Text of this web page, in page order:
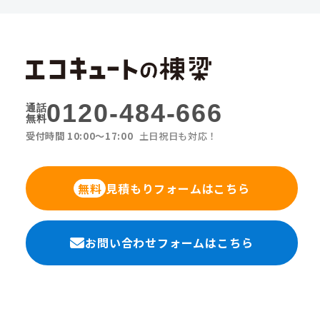
通話
無料0120-484-666
受付時間 10:00〜17:00 土日祝日も対応！
無料 見積もりフォームはこちら
お問い合わせフォームはこちら